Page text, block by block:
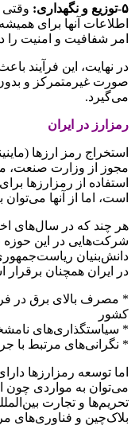
۵-توزیع و نگهداری:
وقتی
اطلاعات آنها برای
امر شفافیت و امنیت
در نهایت، این فرآیند
صورت غیرمتمرکز و بدون
می‌گیرد.
رمزارز در ایران
استخراج رمز ارزها
مجوز از وزارت صنعت،
استفاده از رمزارزها
است، اما از آنها
هر چند که در سال‌های
شرکت‌هایی در این حوزه
دانش‌بنیان
در ایران همچنان
* مصرف بالای برق در
کشور
* سیاستگذاری‌های
* نگرانی‌های مرتبط با
اما توسعه رمزارزها
می‌توان به مواردی چون
تحریم‌ها و تجارت
بلاک‌چین و فناوری‌های